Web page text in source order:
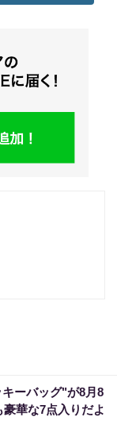
ーバッグ"が8月8
華な7点入りだよ